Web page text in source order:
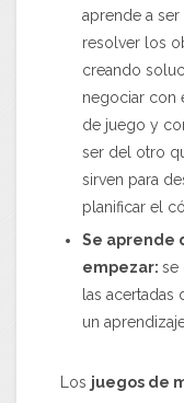
aprende a
resolver los
creando
negociar con
de juego y
ser del otro
sirven para
planificar el
Se aprende
empezar: se
las
un
Los juegos de